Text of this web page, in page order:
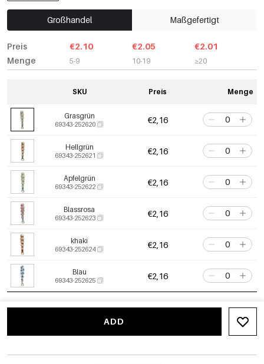
Großhandel Maßgefertigt
Preis
Menge
€2.10
5-9
€2.05
10-19
€2.01
≥20
SKU Preis Menge
Grasgrün
69343-252620 €2,16
Hellgrün
69343-252621 €2,16
Apfelgrün
69343-252622 €2,16
Blassrosa
69343-252623 €2,16
khaki
69343-252624 €2,16
Blau
69343-252625 €2,16
€2,16
Lavendel €2,16
ADD